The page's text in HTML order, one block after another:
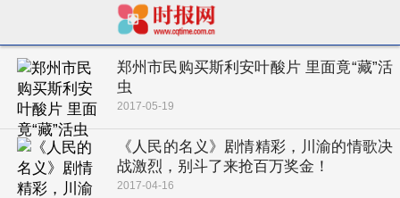
郑州市民购买斯利安叶酸片 里面竟“藏”活
虫
2017-05-19
《人民的名义》剧情精彩，川渝的情歌决
战激烈，别斗了来抢百万奖金！
2017-04-16